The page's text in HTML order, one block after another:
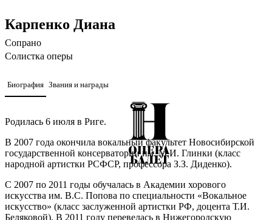
Карпенко Диана
Cопрано
Солистка оперы
Биография Звания и награды
Родилась 6 июля в Риге.
В 2007 года окончила вокальный факультет Новосибирской
государственной консерватории им. М.И. Глинки (класс
народной артистки РСФСР, профессора З.З. Диденко).
С 2007 по 2011 годы обучалась в Академии хорового
искусства им. В.С. Попова по специальности «Вокальное
искусство» (класс заслуженной артистки РФ, доцента Т.И.
Беляковой). В 2011 году перевелась в Нижегородскую